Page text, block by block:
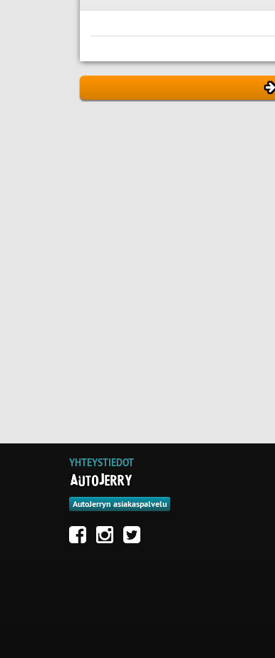
YHTEYSTIEDOT
AutoJerryn asiakaspalvelu